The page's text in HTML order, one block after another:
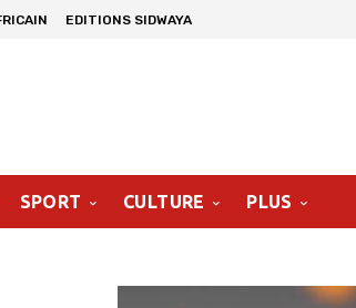
EDITIONS SIDWAYA
SPORT CULTURE PLUS